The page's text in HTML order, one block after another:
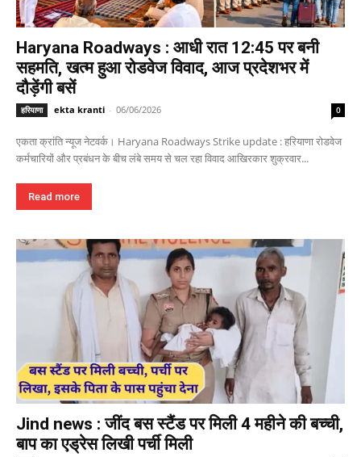
Haryana Roadways : आधी रात 12:45 पर बनी
सहमति, खत्म हुआ रोडवेज विवाद, आज प्रदेशभर में
दौड़ेंगी बसें
हरियाणा ekta kranti - 06/06/2026 0
एकता क्रांति न्यूज नेटवर्क। Haryana Roadways Strike update : हरियाणा रोडवेज
कर्मचारियों और प्रबंधन के बीच लंबे समय से चल रहा विवाद आखिरकार शुक्रवार...
Read more
Jind news : जींद बस स्टैंड पर मिली 4 महीने की बच्ची,
बाप का एड्रेस लिखी पर्ची मिली